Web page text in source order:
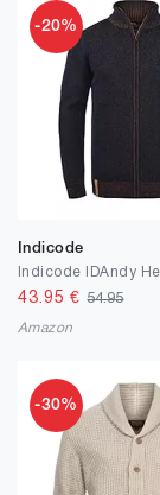
-20%
Indicode
43.95 €54.95
Amazon
-30%